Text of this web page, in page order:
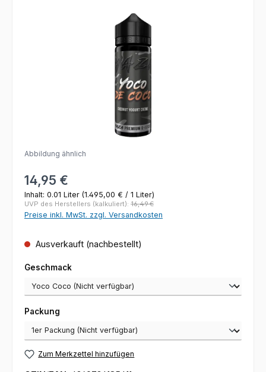
Bildergalerie überspringen
Abbildung ähnlich
Regulärer Preis:
14,95 €
Inhalt: 0.01 Liter (1.495,00 € / 1 Liter)
UVP des Herstellers (kalkuliert): 16,49 €
Preise inkl. MwSt. zzgl. Versandkosten
Ausverkauft (nachbestellt)
Geschmackauswählen
Packung
Zum Merkzettel hinzufügen